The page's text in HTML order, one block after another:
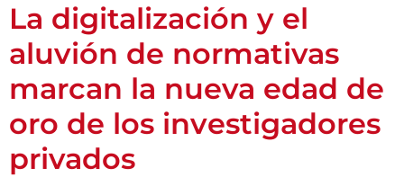
La digitalización y el
aluvión de normativas
marcan la nueva edad de
oro de los investigadores
privados